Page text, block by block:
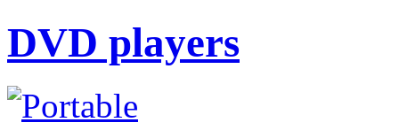
DVD players